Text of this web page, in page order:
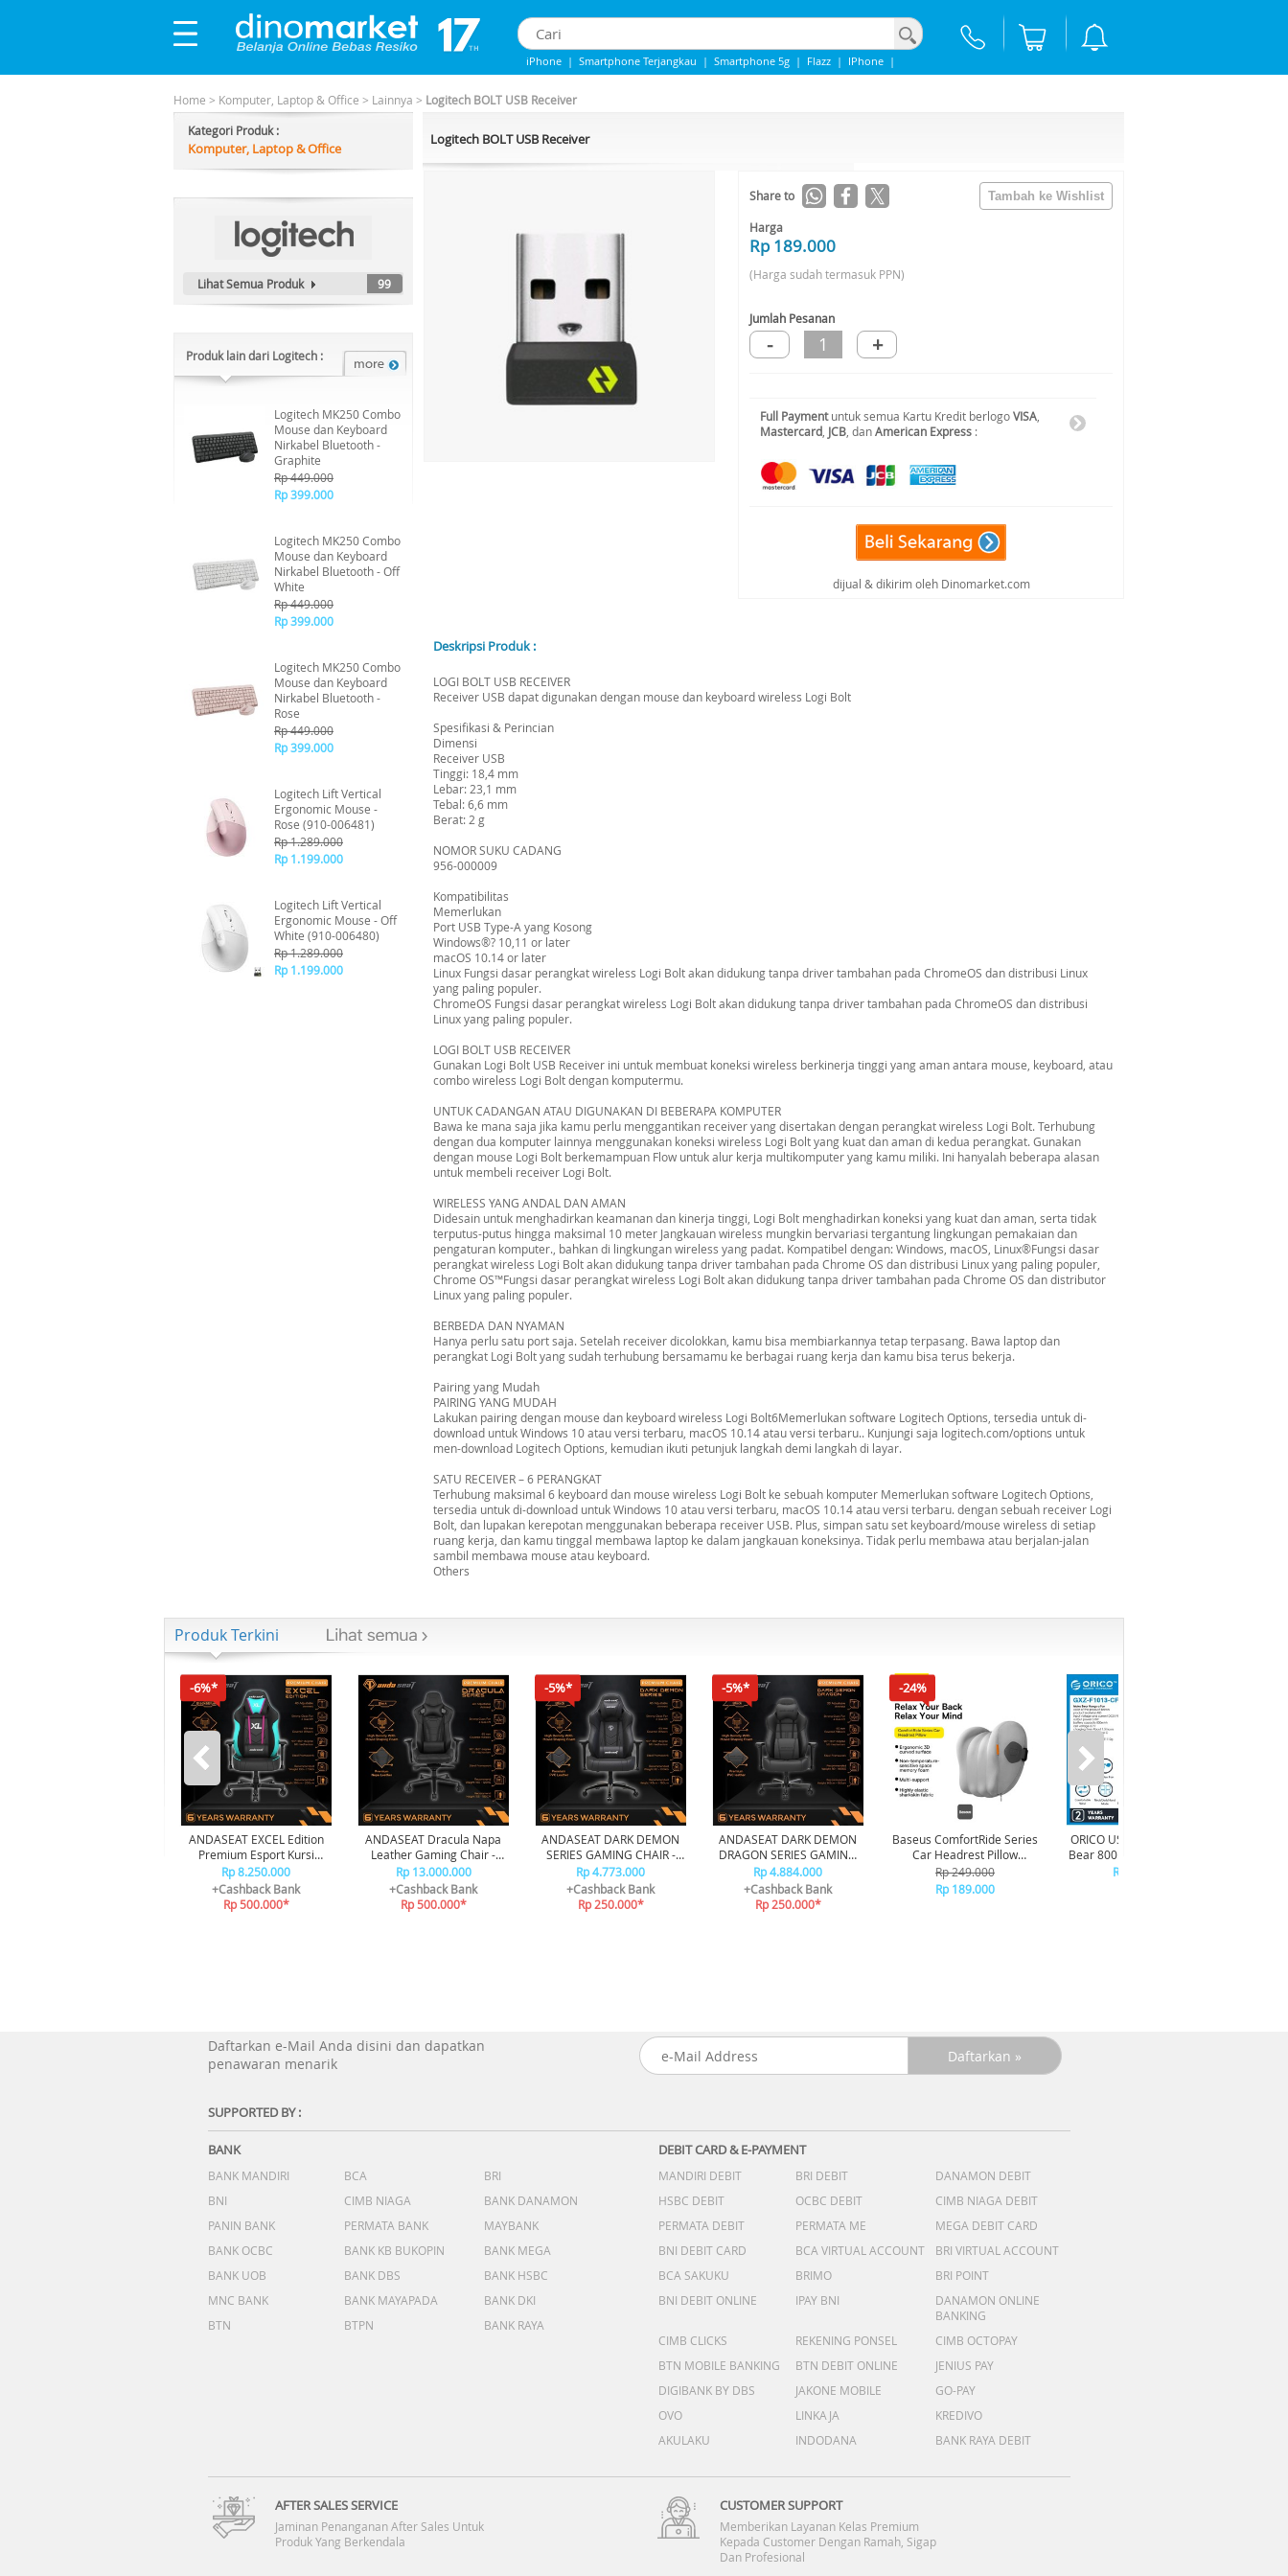
iPhone | Smartphone Terjangkau | Smartphone 5g | Flazz | IPhone |
Home > Komputer, Laptop & Office > Lainnya > Logitech BOLT USB Receiver
Kategori Produk :
Komputer, Laptop & Office
Lihat Semua Produk 99
Produk lain dari Logitech :
Logitech MK250 Combo
Mouse dan Keyboard
Nirkabel Bluetooth -
Graphite
Rp 449.000
Rp 399.000
Logitech MK250 Combo
Mouse dan Keyboard
Nirkabel Bluetooth - Off
White
Rp 449.000
Rp 399.000
Logitech MK250 Combo
Mouse dan Keyboard
Nirkabel Bluetooth -
Rose
Rp 449.000
Rp 399.000
Logitech Lift Vertical
Ergonomic Mouse -
Rose (910-006481)
Rp 1.289.000
Rp 1.199.000
Logitech Lift Vertical
Ergonomic Mouse - Off
White (910-006480)
Rp 1.289.000
Rp 1.199.000
Logitech BOLT USB Receiver
Share to
Harga
Rp 189.000
(Harga sudah termasuk PPN)
Jumlah Pesanan
- 1 +
Full Paymentuntuk semua Kartu Kredit berlogoVISA
Mastercard JCB , danAmerican Express :
dijual & dikirim oleh Dinomarket.com
Deskripsi Produk :
LOGI BOLT USB RECEIVER
Receiver USB dapat digunakan dengan mouse dan keyboard wireless Logi Bolt
Spesifikasi & Perincian
Dimensi
Receiver USB
Tinggi: 18,4 mm
Lebar: 23,1 mm
Tebal: 6,6 mm
Berat: 2 g
NOMOR SUKU CADANG
956-000009
Kompatibilitas
Memerlukan
Port USB Type-A yang Kosong
Windows®? 10,11 or later
macOS 10.14 or later
Linux Fungsi dasar perangkat wireless Logi Bolt akan didukung tanpa driver tambahan pada ChromeOS dan distribusi Linux
yang paling populer.
ChromeOS Fungsi dasar perangkat wireless Logi Bolt akan didukung tanpa driver tambahan pada ChromeOS dan distribusi
Linux yang paling populer.
LOGI BOLT USB RECEIVER
Gunakan Logi Bolt USB Receiver ini untuk membuat koneksi wireless berkinerja tinggi yang aman antara mouse, keyboard, atau
combo wireless Logi Bolt dengan komputermu.
UNTUK CADANGAN ATAU DIGUNAKAN DI BEBERAPA KOMPUTER
Bawa ke mana saja jika kamu perlu menggantikan receiver yang disertakan dengan perangkat wireless Logi Bolt. Terhubung
dengan dua komputer lainnya menggunakan koneksi wireless Logi Bolt yang kuat dan aman di kedua perangkat. Gunakan
dengan mouse Logi Bolt berkemampuan Flow untuk alur kerja multikomputer yang kamu miliki. Ini hanyalah beberapa alasan
untuk membeli receiver Logi Bolt.
WIRELESS YANG ANDAL DAN AMAN
Didesain untuk menghadirkan keamanan dan kinerja tinggi, Logi Bolt menghadirkan koneksi yang kuat dan aman, serta tidak
terputus-putus hingga maksimal 10 meter Jangkauan wireless mungkin bervariasi tergantung lingkungan pemakaian dan
pengaturan komputer., bahkan di lingkungan wireless yang padat. Kompatibel dengan: Windows, macOS, Linux®Fungsi dasar
perangkat wireless Logi Bolt akan didukung tanpa driver tambahan pada Chrome OS dan distribusi Linux yang paling populer,
Chrome OS™Fungsi dasar perangkat wireless Logi Bolt akan didukung tanpa driver tambahan pada Chrome OS dan distributor
Linux yang paling populer.
BERBEDA DAN NYAMAN
Hanya perlu satu port saja. Setelah receiver dicolokkan, kamu bisa membiarkannya tetap terpasang. Bawa laptop dan
perangkat Logi Bolt yang sudah terhubung bersamamu ke berbagai ruang kerja dan kamu bisa terus bekerja.
Pairing yang Mudah
PAIRING YANG MUDAH
Lakukan pairing dengan mouse dan keyboard wireless Logi Bolt6Memerlukan software Logitech Options, tersedia untuk di-
download untuk Windows 10 atau versi terbaru, macOS 10.14 atau versi terbaru.. Kunjungi saja logitech.com/options untuk
men-download Logitech Options, kemudian ikuti petunjuk langkah demi langkah di layar.
SATU RECEIVER – 6 PERANGKAT
Terhubung maksimal 6 keyboard dan mouse wireless Logi Bolt ke sebuah komputer Memerlukan software Logitech Options,
tersedia untuk di-download untuk Windows 10 atau versi terbaru, macOS 10.14 atau versi terbaru. dengan sebuah receiver Logi
Bolt, dan lupakan kerepotan menggunakan beberapa receiver USB. Plus, simpan satu set keyboard/mouse wireless di setiap
ruang kerja, dan kamu tinggal membawa laptop ke dalam jangkauan koneksinya. Tidak perlu membawa atau berjalan-jalan
sambil membawa mouse atau keyboard.
Others
Produk Terkini
-6%*
ANDASEAT EXCEL Edition
Premium Esport Kursi
Gaming Chair
Rp 8.250.000
+Cashback Bank
Rp 500.000*
ANDASEAT Dracula Napa
Leather Gaming Chair -
Black
Rp 13.000.000
+Cashback Bank
Rp 500.000*
-5%*
ANDASEAT DARK DEMON
SERIES GAMING CHAIR -
BLACK
Rp 4.773.000
+Cashback Bank
Rp 250.000*
-5%*
ANDASEAT DARK DEMON
DRAGON SERIES GAMING
CHAIR - BLACK
Rp 4.884.000
+Cashback Bank
Rp 250.000*
-24%
Baseus ComfortRide Series
Car Headrest Pillow
CNTZ000013 - Gray
Rp 249.000
Rp 189.000
ORICO USB Neck Fan Maka
Bear 800mAh - GXZ-F1013 -
Rp 113.000
Daftarkan e-Mail Anda disini dan dapatkan
penawaran menarik
SUPPORTED BY :
BANK
BANK MANDIRI BCA
BRI
BNI
CIMB NIAGA
BANK DANAMON
PANIN BANK
PERMATA BANK
MAYBANK
BANK OCBC
BANK KB BUKOPIN
BANK MEGA
BANK UOB
BANK DBS
BANK HSBC
MNC BANK
BANK MAYAPADA
BANK DKI
BTN
BTPN BANK RAYA
DEBIT CARD & E-PAYMENT
MANDIRI DEBIT BRI DEBIT
DANAMON DEBIT
HSBC DEBIT
OCBC DEBIT
CIMB NIAGA DEBIT
PERMATA DEBIT
PERMATA ME
MEGA DEBIT CARD
BNI DEBIT CARD
BCA VIRTUAL ACCOUNT
BRI VIRTUAL ACCOUNT
BCA SAKUKU
BRIMO
BRI POINT
BNI DEBIT ONLINE
IPAY BNI
DANAMON ONLINE
BANKING
CIMB CLICKS
REKENING PONSEL
CIMB OCTOPAY
BTN MOBILE BANKING
BTN DEBIT ONLINE
JENIUS PAY
DIGIBANK BY DBS
JAKONE MOBILE
GO-PAY
OVO
LINKAJA
KREDIVO
AKULAKU
INDODANA BANK RAYA DEBIT
AFTER SALES SERVICE
Jaminan Penanganan After Sales Untuk
Produk Yang Berkendala
CUSTOMER SUPPORT
Memberikan Layanan Kelas Premium
Kepada Customer Dengan Ramah, Sigap
Dan Profesional